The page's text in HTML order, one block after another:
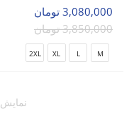
3,080,000 تومان
3,850,000 تومان
M
L
XL
2XL
نمایش